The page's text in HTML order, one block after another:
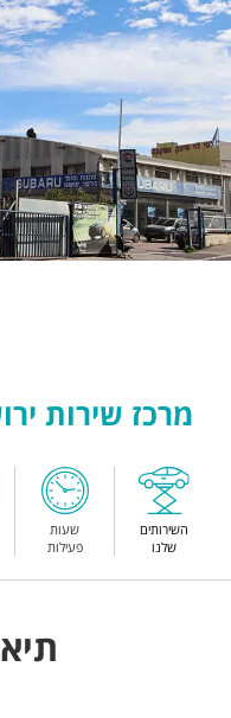
מרכז שירות
השירותים
שלנו
שעות
פעילות